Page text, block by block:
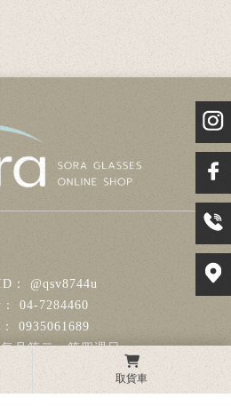
購物車(0)
@qsv8744u
04-7284460
0935061689
每月第二、第四週日